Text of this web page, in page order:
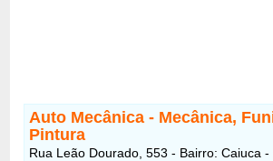
Auto Mecânica - Mecânica,
Pintura
Rua Leão Dourado, 553 - Bairro: Caiuca